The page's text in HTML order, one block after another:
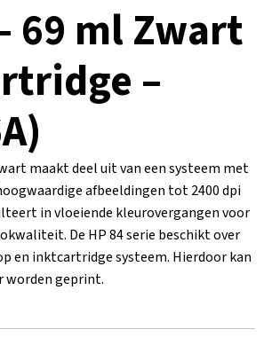
69 ml Zwart
–
maakt deel uit van een systeem met
afbeeldingen tot 2400 dpi
in vloeiende kleurovergangen voor
De HP 84 serie beschikt over
en inktcartridge systeem. Hierdoor kan
worden geprint.